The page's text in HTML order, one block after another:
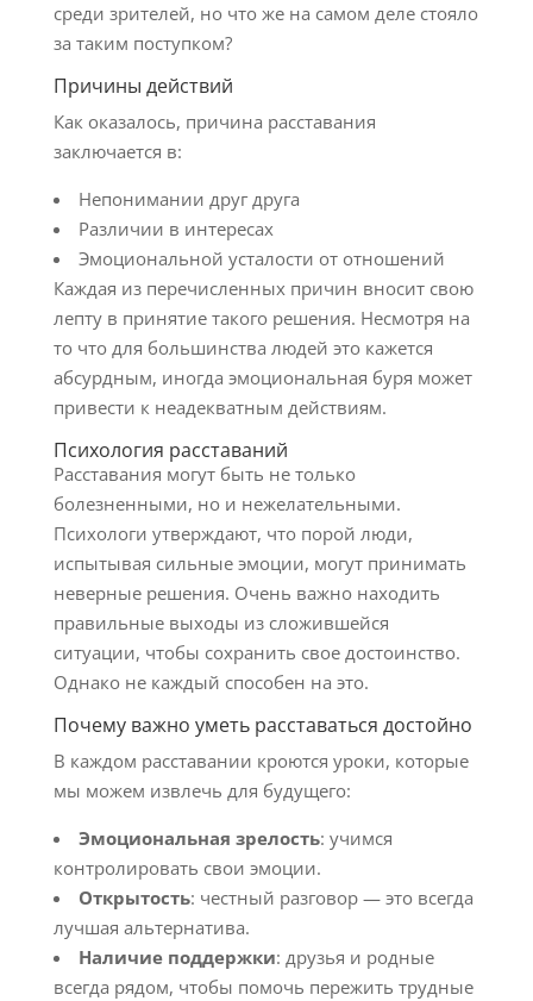
среди зрителей, но что же на самом деле стояло
за таким поступком?
Причины действий
Как оказалось, причина расставания
заключается в:
Непонимании друг друга
Различии в интересах
Эмоциональной усталости от отношений
Каждая из перечисленных причин вносит свою
лепту в принятие такого решения. Несмотря на
то что для большинства людей это кажется
абсурдным, иногда эмоциональная буря может
привести к неадекватным действиям.
Психология расставаний
Расставания могут быть не только
болезненными, но и нежелательными.
Психологи утверждают, что порой люди,
испытывая сильные эмоции, могут принимать
неверные решения. Очень важно находить
правильные выходы из сложившейся
ситуации, чтобы сохранить свое достоинство.
Однако не каждый способен на это.
Почему важно уметь расставаться достойно
В каждом расставании кроются уроки, которые
мы можем извлечь для будущего:
Эмоциональная зрелость: учимся
контролировать свои эмоции.
Открытость: честный разговор — это всегда
лучшая альтернатива.
Наличие поддержки: друзья и родные
всегда рядом, чтобы помочь пережить трудные